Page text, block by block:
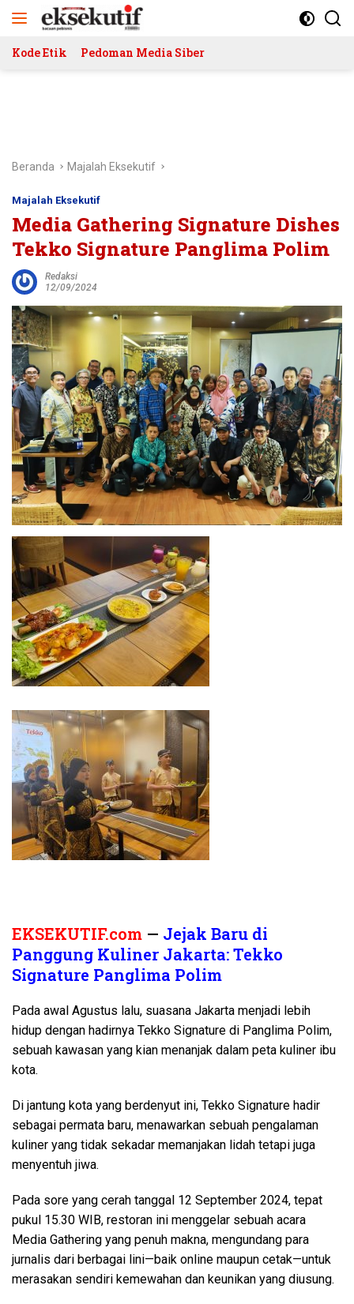
Kode Etik Pedoman Media Siber
Beranda Majalah Eksekutif
Majalah Eksekutif
Media Gathering Signature Dishes
Tekko Signature Panglima Polim
Redaksi
12/09/2024
EKSEKUTIF.com — Jejak Baru di
Panggung Kuliner Jakarta: Tekko
Signature Panglima Polim
Pada awal Agustus lalu, suasana Jakarta menjadi lebih
hidup dengan hadirnya Tekko Signature di Panglima Polim,
sebuah kawasan yang kian menanjak dalam peta kuliner ibu
kota.
Di jantung kota yang berdenyut ini, Tekko Signature hadir
sebagai permata baru, menawarkan sebuah pengalaman
kuliner yang tidak sekadar memanjakan lidah tetapi juga
menyentuh jiwa.
Pada sore yang cerah tanggal 12 September 2024, tepat
pukul 15.30 WIB, restoran ini menggelar sebuah acara
Media Gathering yang penuh makna, mengundang para
jurnalis dari berbagai lini—baik online maupun cetak—untuk
merasakan sendiri kemewahan dan keunikan yang diusung.